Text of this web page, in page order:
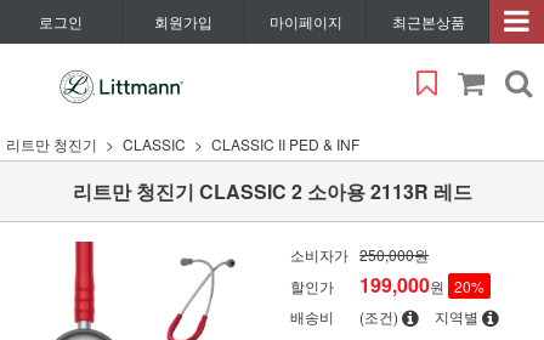
로그인 회원가입 마이페이지 최근본상품
리트만 청진기 CLASSIC CLASSIC II PED & INF
리트만 청진기 CLASSIC 2 소아용 2113R 레드
소비자가 250,000원
할인가
199,000원 20%
배송비
(조건) 지역별